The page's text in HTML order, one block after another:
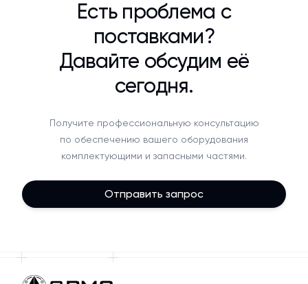
Есть проблема с
поставками?
Давайте обсудим её
сегодня.
Получите профессиональную консультацию
по обеспечению вашего оборудования
комплектующими и запасными частями.
Отправить запрос